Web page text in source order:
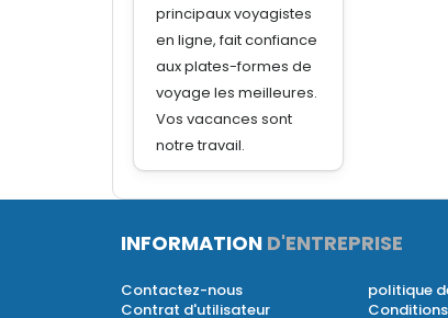
principaux voyagistes
en ligne, fait confiance
aux plates-formes de
voyage les meilleures.
Vos vacances sont
notre travail.
INFORMATION D'ENTREPRISE
Contactez-nous
politique
Contrat d'utilisateur